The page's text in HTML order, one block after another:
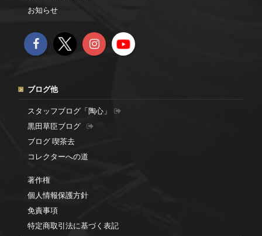
お知らせ
ブログ他
スタッフブログ「陶心」
黒田草臣ブログ
ブログ 喫茶去
コレクターへの道
著作権
個人情報保護方針
免責事項
特定商取引法に基づく表記